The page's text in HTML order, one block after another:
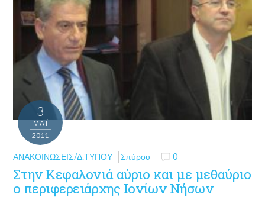
3
ΜΑΪ́
2011
ΑΝΑΚΟΙΝΏΣΕΙΣ/Δ.ΤΎΠΟΥ Σπύρου 0
Στην Κεφαλονιά αύριο και με μεθαύριο
ο περιφερειάρχης Ιονίων Νήσων‏